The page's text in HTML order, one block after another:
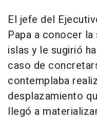
El jefe del
Papa a conocer
islas y le sugirió
caso de
contemplaba
desplazamiento
llegó a